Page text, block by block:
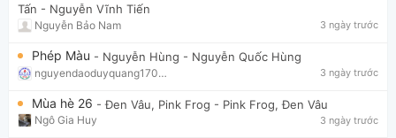
Tấn - Nguyễn Vĩnh Tiến
Nguyễn Bảo Nam 3 ngày trước
Phép Màu - Nguyễn Hùng - Nguyễn Quốc Hùng
nguyendaoduyquang17021 3 ngày trước
Mùa hè 26 - Đen Vâu, Pink Frog - Pink Frog, Đen Vâu
Ngô Gia Huy 3 ngày trước